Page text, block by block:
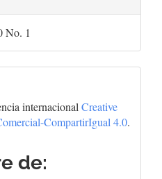
No. 1
internacional Creative
CompartirIgual 4.0.
de: